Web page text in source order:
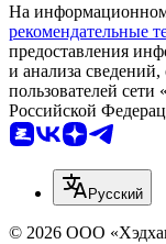
На информационном
рекомендательные
предоставления
и анализа
пользователей
Российской
Русский
© 2026 ООО